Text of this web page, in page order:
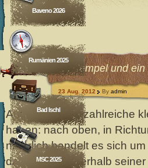
Baveno 2026
Rumänien 2025
Bad Ischl
MSC 2025
Vier Tempel und
23 Aug. 2012 By admin
Auf Bali gibt es zahlreiche
haben: nach oben, in
natürlich handelt es sich
dazu, denn innerhalb